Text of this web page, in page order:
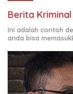
Berita Kriminal
Ini adalah contoh
anda bisa